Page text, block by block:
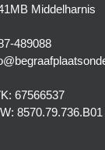
Middelharnis
489088
67566537
8570.79.736.B01